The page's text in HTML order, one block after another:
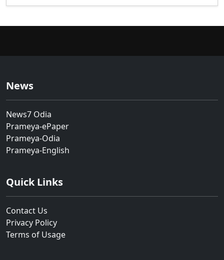
News
News7 Odia
Prameya-ePaper
Prameya-Odia
Prameya-English
Quick Links
Contact Us
Privacy Policy
Terms of Usage